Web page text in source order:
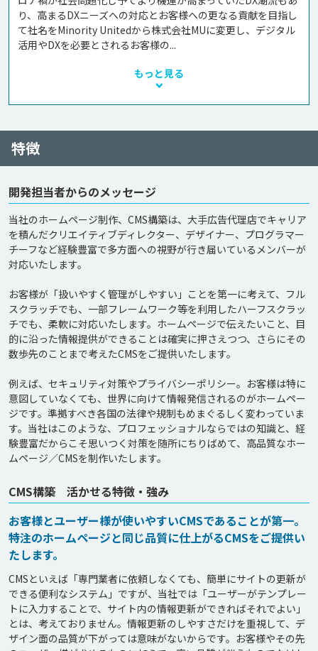
り、高まるDXニーズへの対応とお客様への更なる貢献を目指し
て社名をMinority Unitedから株式会社MUに変更し、デジタル
活用やDXを必要とされるお客様の...
もっと見る
特徴
開発担当者からのメッセージ
当社のホームページ制作、CMS構築は、大手広告代理店でキャリア
を積んだクリエイティブディレクター、デザイナー、プログラマー
チーフなど経験豊富で多方面への視野が行き届いているメンバーが
対応いたします。
お客様が「扱いやすく管理がしやすい」ことを第一に考えて、フル
スクラッチでも、一部フレームワーク等を利用したハーフスクラッ
チでも、柔軟に対応いたします。ホームページで伝えたいこと、目
的に沿った情報提供ができることは確実に押さえつつ、さらにその
数歩先のことまで考えたCMSをご提供いたします。
例えば、セキュリティ対策やプライバシーポリシー。お客様は特に
意図していなくても、世界に向けて情報発信されるのがホームペー
ジです。準拠すべき各国の法律や規制もめまぐるしく変わっていま
す。当社はこのような、プロフェッショナルならではの知識と、経
験豊富だからこそ思いつく対策を随所にちりばめて、高品質なホー
ムページ／CMSを制作いたします。
CMS構築 活かせる特徴・強み
お客様とユーザー様が使いやすいCMSであることが第一。
特注のホームページと同じ品質に仕上がるCMSをご提供い
たします。
CMSといえば「専門業者に依頼しなくても、簡単にサイトの更新が
できる便利なシステム」ですが、当社では「ユーザーがテンプレー
トに入力することで、サイト内の情報更新ができればそれでよい」
とは、考えておりません。情報更新のしやすさだけを重視して、デ
ザイン面の品質が下がっては意味がないからです。お客様やその先